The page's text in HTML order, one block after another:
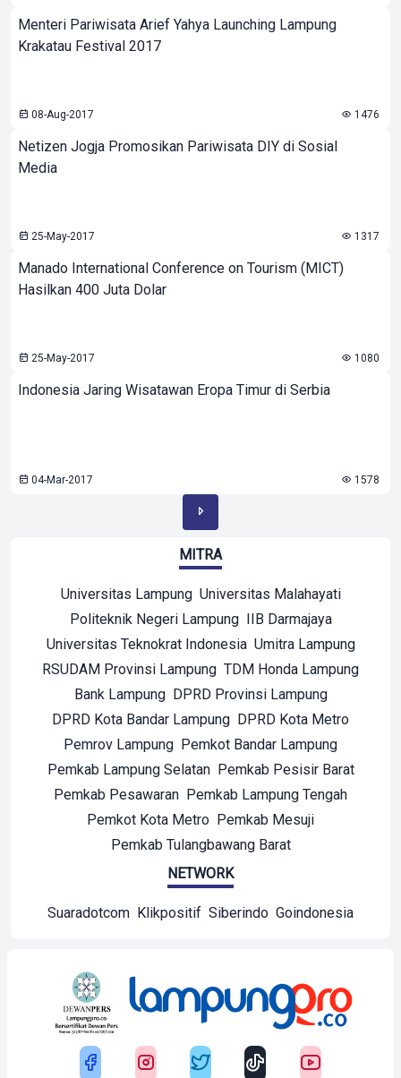
Menteri Pariwisata Arief Yahya Launching Lampung
Krakatau Festival 2017
08-Aug-2017 1476
Netizen Jogja Promosikan Pariwisata DIY di Sosial
Media
25-May-2017 1317
Manado International Conference on Tourism (MICT)
Hasilkan 400 Juta Dolar
25-May-2017 1080
Indonesia Jaring Wisatawan Eropa Timur di Serbia
04-Mar-2017 1578
MITRA
Universitas Lampung Universitas Malahayati
Politeknik Negeri Lampung IIB Darmajaya
Universitas Teknokrat Indonesia Umitra Lampung
RSUDAM Provinsi Lampung TDM Honda Lampung
Bank Lampung DPRD Provinsi Lampung
DPRD Kota Bandar Lampung DPRD Kota Metro
Pemrov Lampung Pemkot Bandar Lampung
Pemkab Lampung Selatan Pemkab Pesisir Barat
Pemkab Pesawaran Pemkab Lampung Tengah
Pemkot Kota Metro Pemkab Mesuji
Pemkab Tulangbawang Barat
NETWORK
Suaradotcom Klikpositif Siberindo Goindonesia